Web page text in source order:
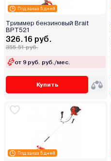
Под заказ 5 дней
Триммер бензиновый Brait
BPT521
326.16 руб.
355.51 руб.
от 9 руб. руб./мес.
Купить
Под заказ 5 дней